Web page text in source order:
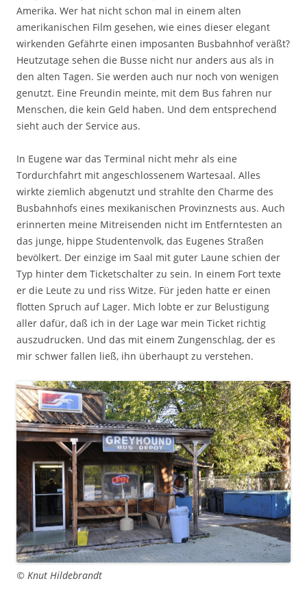
Amerika. Wer hat nicht schon mal in einem alten
amerikanischen Film gesehen, wie eines dieser elegant
wirkenden Gefährte einen imposanten Busbahnhof veräßt?
Heutzutage sehen die Busse nicht nur anders aus als in
den alten Tagen. Sie werden auch nur noch von wenigen
genutzt. Eine Freundin meinte, mit dem Bus fahren nur
Menschen, die kein Geld haben. Und dem entsprechend
sieht auch der Service aus.
In Eugene war das Terminal nicht mehr als eine
Tordurchfahrt mit angeschlossenem Wartesaal. Alles
wirkte ziemlich abgenutzt und strahlte den Charme des
Busbahnhofs eines mexikanischen Provinznests aus. Auch
erinnerten meine Mitreisenden nicht im Entferntesten an
das junge, hippe Studentenvolk, das Eugenes Straßen
bevölkert. Der einzige im Saal mit guter Laune schien der
Typ hinter dem Ticketschalter zu sein. In einem Fort texte
er die Leute zu und riss Witze. Für jeden hatte er einen
flotten Spruch auf Lager. Mich lobte er zur Belustigung
aller dafür, daß ich in der Lage war mein Ticket richtig
auszudrucken. Und das mit einem Zungenschlag, der es
mir schwer fallen ließ, ihn überhaupt zu verstehen.
© Knut Hildebrandt